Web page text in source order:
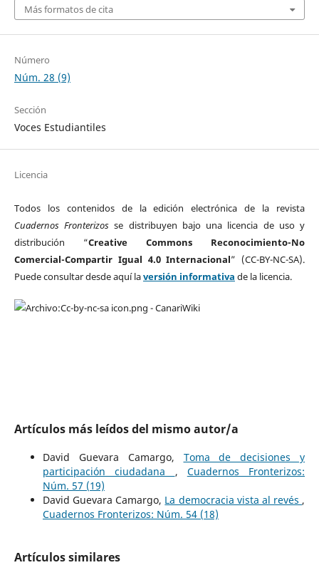
Más formatos de cita
Número
Núm. 28 (9)
Sección
Voces Estudiantiles
Licencia
Todos los contenidos de la edición electrónica de la revista
Cuadernos Fronterizos se distribuyen bajo una licencia de uso y
distribución “Creative Commons Reconocimiento-No
Comercial-Compartir Igual 4.0 Internacional” (CC-BY-NC-SA).
Puede consultar desde aquí laversión informativa de la licencia.
Artículos más leídos del mismo autor/a
David Guevara Camargo, Toma de decisiones y
participación ciudadana , Cuadernos Fronterizos:
Núm. 57 (19)
David Guevara Camargo, La democracia vista al revés ,
Cuadernos Fronterizos: Núm. 54 (18)
Artículos similares